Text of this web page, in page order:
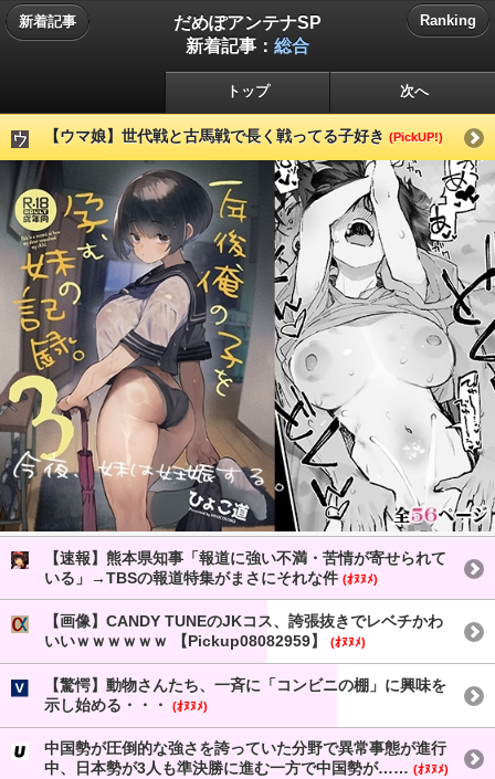
新着記事
だめぽアンテナSP
新着記事： 総合
Ranking
トップ 次へ
【ウマ娘】世代戦と古馬戦で長く戦ってる子好き (PickUP!)
【速報】熊本県知事「報道に強い不満・苦情が寄せられて
いる」→TBSの報道特集がまさにそれな件 (ｵﾇﾇﾒ)
【画像】CANDY TUNEのJKコス、誇張抜きでレベチかわ
いいｗｗｗｗｗｗ 【Pickup08082959】
(ｵﾇﾇﾒ)
【驚愕】動物さんたち、一斉に「コンビニの棚」に興味を
示し始める・・・
(ｵﾇﾇﾒ)
中国勢が圧倒的な強さを誇っていた分野で異常事態が進行
中、日本勢が3人も準決勝に進む一方で中国勢が…… (ｵﾇﾇﾒ)